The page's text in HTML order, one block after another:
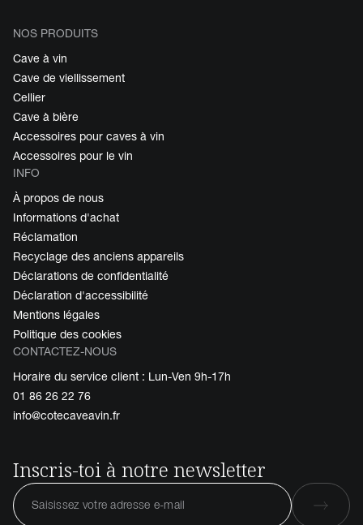
NOS PRODUITS
Cave à vin
Cave de viellissement
Cellier
Cave à bière
Accessoires pour caves à vin
Accessoires pour le vin
INFO
À propos de nous
Informations d'achat
Réclamation
Recyclage des anciens appareils
Déclarations de confidentialité
Déclaration d'accessibilité
Mentions légales
Politique des cookies
CONTACTEZ-NOUS
Horaire du service client : Lun-Ven 9h-17h
01 86 26 22 76
info@cotecaveavin.fr
Inscris-toi à notre newsletter